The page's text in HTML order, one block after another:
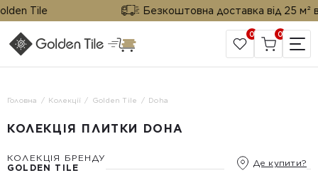
Tile Безкоштовна доставка від 25 м² від
САЙТ КОМПАНІЇ
0 0
Головна Колекції Golden Tile Doha
КОЛЕКЦІЯ ПЛИТКИ DOHA
КОЛЕКЦІЯ БРЕНДУ
GOLDEN TILE
Де купити?